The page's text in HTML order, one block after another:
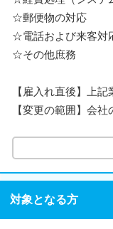
☆郵便物の対応
☆電話および来客対
☆その他庶務
【雇入れ直後】上記
【変更の範囲】会
対象となる方